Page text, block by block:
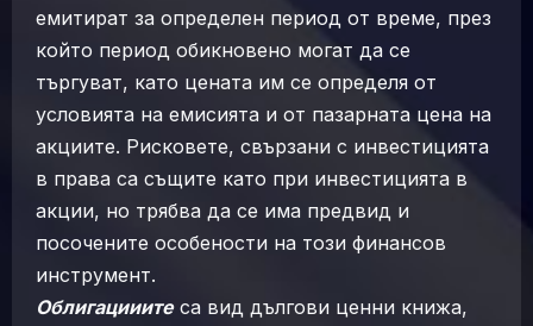
емитират за определен период от време, през
който период обикновено могат да се
търгуват, като цената им се определя от
условията на емисията и от пазарната цена на
акциите. Рисковете, свързани с инвестицията
в права са същите като при инвестицията в
акции, но трябва да се има предвид и
посочените особености на този финансов
инструмент.
Облигацииитеса вид дългови ценни книжа,